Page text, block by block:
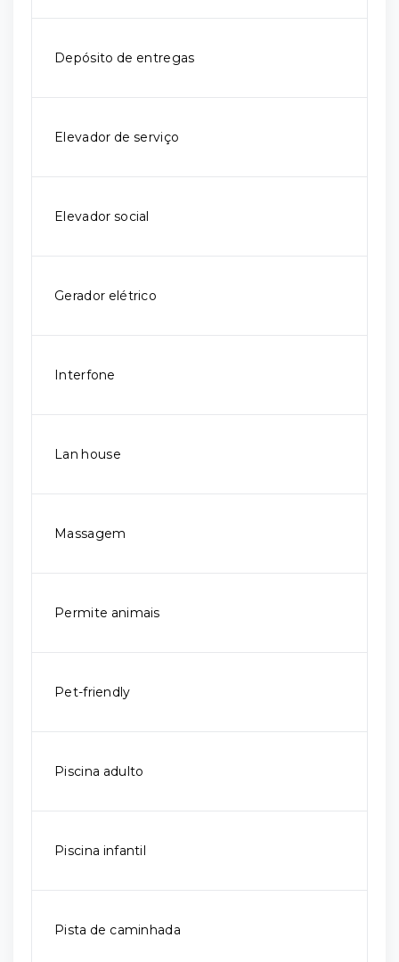
Depósito de entregas
Elevador de serviço
Elevador social
Gerador elétrico
Interfone
Lan house
Massagem
Permite animais
Pet-friendly
Piscina adulto
Piscina infantil
Pista de caminhada